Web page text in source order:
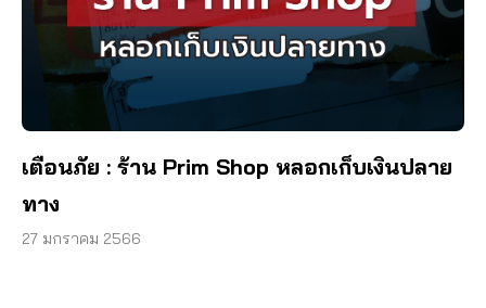
เตือนภัย : ร้าน Prim Shop หลอกเก็บเงินปลาย
ทาง
27 มกราคม 2566